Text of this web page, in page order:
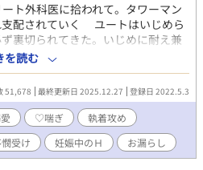
ト外科医に拾われて。タワーマン
支配されていく ユートはいじめら
裏切られてきた。いじめに耐え兼
ハラやセクハラの被害ばかりで仕
くとうとう路頭に迷ってしまう。
のは、偶然出会ったエリート外科
ていた成吾に気に入られて、ユー
ユートはもう俺の家族だよ。無責
可愛がるからね」 爽やかな好青
いたユートだったが、すぐにその
眼と、めまいがするような強烈な
を読む
51,678 最終更新日 2025.12.27 登録日 2022.5.3
♡喘ぎ
執着攻め
受け 妊娠中のＨ お漏らし